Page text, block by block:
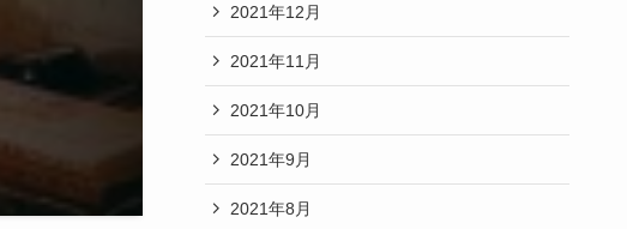
2021年12月
2021年11月
2021年10月
2021年9月
2021年8月